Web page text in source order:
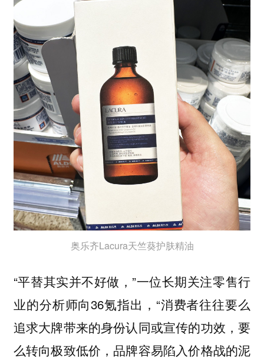
奥乐齐Lacura天竺葵护肤精油
“平替其实并不好做，”一位长期关注零售行
业的分析师向36氪指出，“消费者往往要么
追求大牌带来的身份认同或宣传的功效，要
么转向极致低价，品牌容易陷入价格战的泥